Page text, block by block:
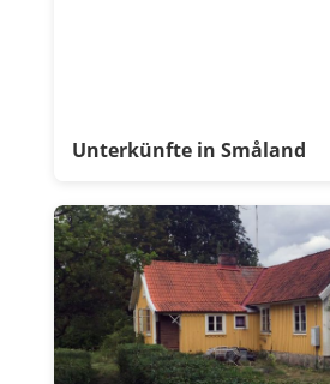
Unterkünfte in Småland